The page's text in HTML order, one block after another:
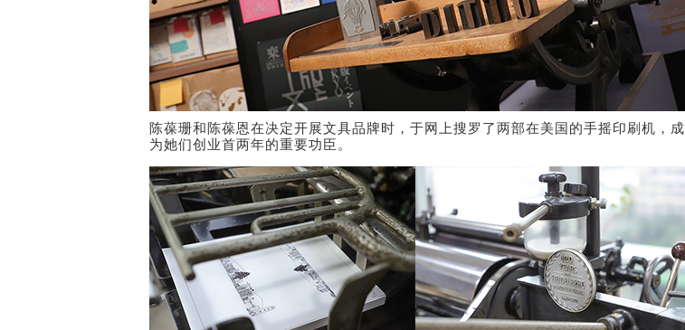
陈葆珊和陈葆恩在决定开展文具品牌时，于网上搜罗了两部在美国的手摇印刷机，成
为她们创业首两年的重要功臣。